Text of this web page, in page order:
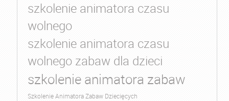
szkolenie animatora czasu
wolnego
szkolenie animatora czasu
wolnego zabaw dla dzieci
szkolenie animatora zabaw
Szkolenie Animatora Zabaw Dziecięcych